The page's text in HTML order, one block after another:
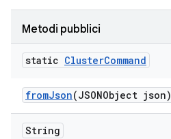
Metodi pubblici
static ClusterCommand
fromJson(JSONObject json)
String